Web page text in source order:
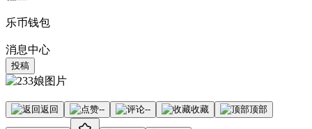
乐币钱包
消息中心
投稿
返回 -- -- 收藏 顶部